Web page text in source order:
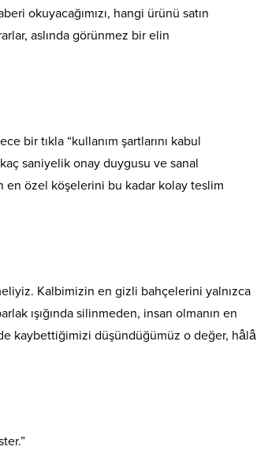
okuyacağımızı, hangi ürünü satın
aslında görünmez bir elin
bir tıkla “kullanım şartlarını kabul
saniyelik onay duygusu ve sanal
en özel köşelerini bu kadar kolay teslim
Kalbimizin en gizli bahçelerini yalnızca
ışığında silinmeden, insan olmanın en
kaybettiğimizi düşündüğümüz o değer, hâlâ